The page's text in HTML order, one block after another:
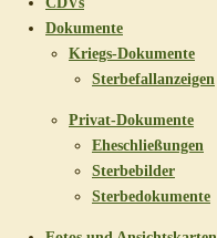
Dokumente
Kriegs-Dokumente
Sterbefallanzeigen
Privat-Dokumente
Eheschließungen
Sterbebilder
Sterbedokumente